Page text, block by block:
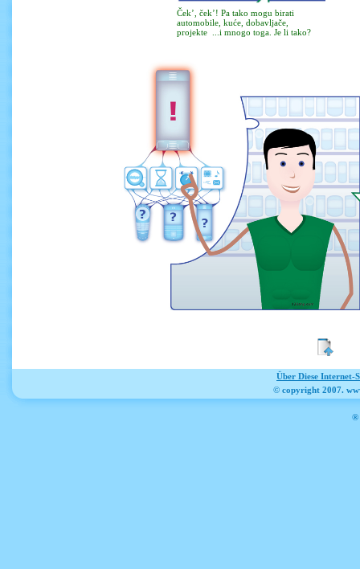
Ček’, ček’! Pa tako mogu birati
automobile, kuće, dobavljače,
projekte ...i mnogo toga. Je li tako?
Über Diese Internet-
© copyright 2007.
®